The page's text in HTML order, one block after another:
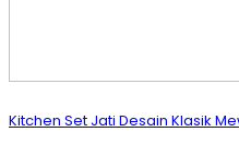
Kitchen Set Jati Desain Klasik